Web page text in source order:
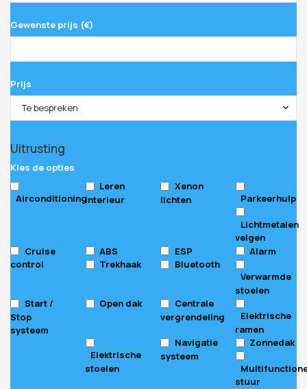
Gewenste prijs (€)
Prijs
Te bespreken
Uitrusting
Kies de opties
Airconditioning
Leren
interieur
Xenon
lichten
Parkeerhulp
Lichtmetalen
velgen
Cruise
control
ABS ESP
Alarm
Trekhaak
Bluetooth
Verwarmde
stoelen
Start /
Stop
systeem
Open dak
Centrale
vergrendeling
Elektrische
ramen
Elektrische
stoelen
Navigatie
systeem
Zonnedak
stuur